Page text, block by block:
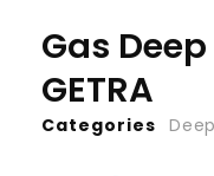
Gas
GETRA
Categories